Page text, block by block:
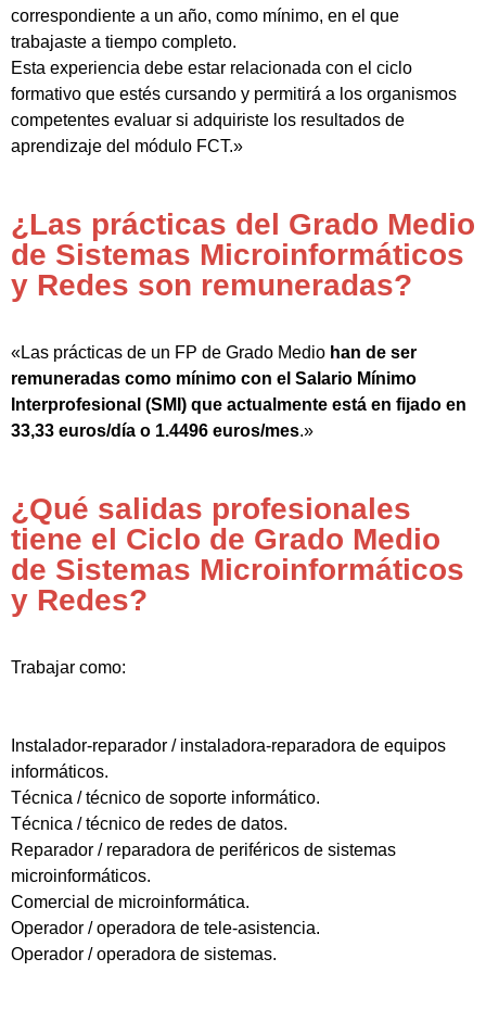
correspondiente a un año, como mínimo, en el que
trabajaste a tiempo completo.
Esta experiencia debe estar relacionada con el ciclo
formativo que estés cursando y permitirá a los organismos
competentes evaluar si adquiriste los resultados de
aprendizaje del módulo FCT.»
¿Las prácticas del Grado Medio
de Sistemas Microinformáticos
y Redes son remuneradas?
«Las prácticas de un FP de Grado Medio han de ser
remuneradas como mínimo con el Salario Mínimo
Interprofesional (SMI) que actualmente está en fijado en
33,33 euros/día o 1.4496 euros/mes.»
¿Qué salidas profesionales
tiene el Ciclo de Grado Medio
de Sistemas Microinformáticos
y Redes?
Trabajar como:
Instalador-reparador / instaladora-reparadora de equipos
informáticos.
Técnica / técnico de soporte informático.
Técnica / técnico de redes de datos.
Reparador / reparadora de periféricos de sistemas
microinformáticos.
Comercial de microinformática.
Operador / operadora de tele-asistencia.
Operador / operadora de sistemas.